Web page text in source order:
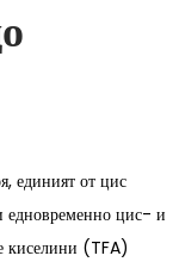
единият от цис
едновременно цис- и
киселини (TFA)